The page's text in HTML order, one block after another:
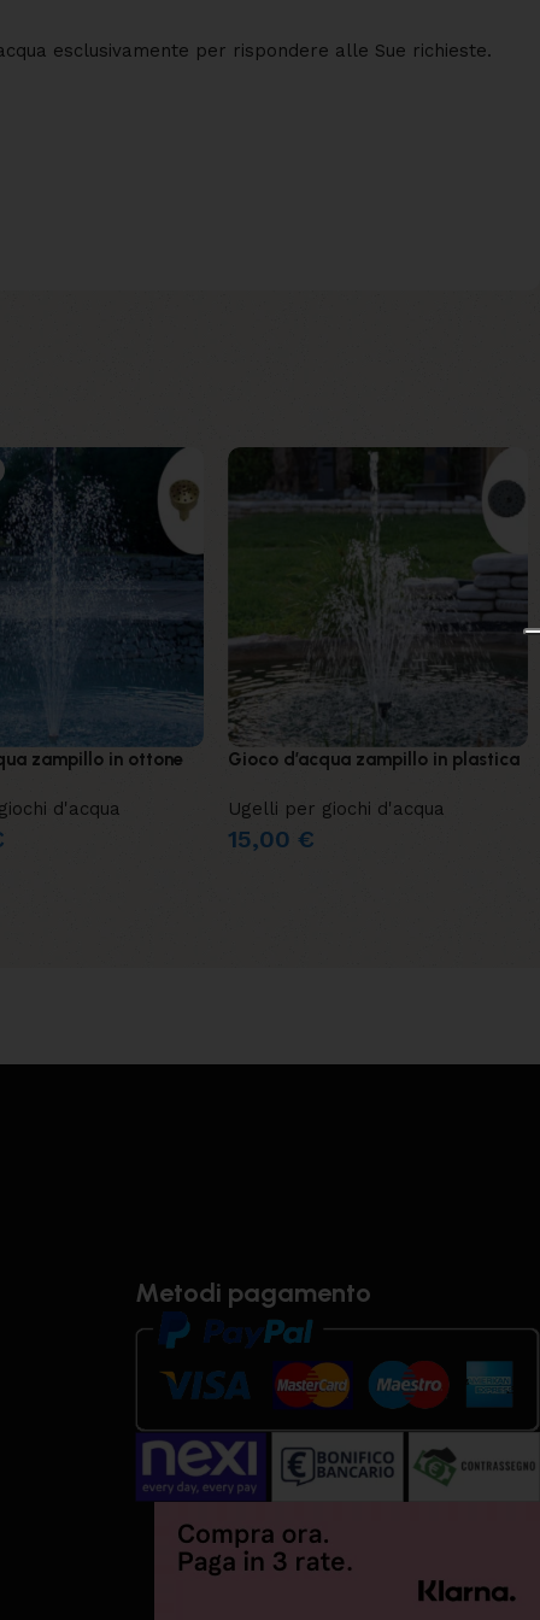
esclusivamente per rispondere alle Sue richieste.
zampillo in ottone
d'acqua
Gioco d’acqua zampillo in plastica
Ugelli per giochi d'acqua
15,00 €
Metodi pagamento